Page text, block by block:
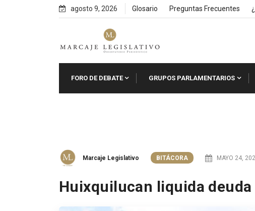
agosto 9, 2026 Glosario Preguntas Frecuentes
FORO DE DEBATE GRUPOS PARLAMENTARIOS
Marcaje Legislativo BITÁCORA MAYO 24,
Huixquilucan liquida deuda